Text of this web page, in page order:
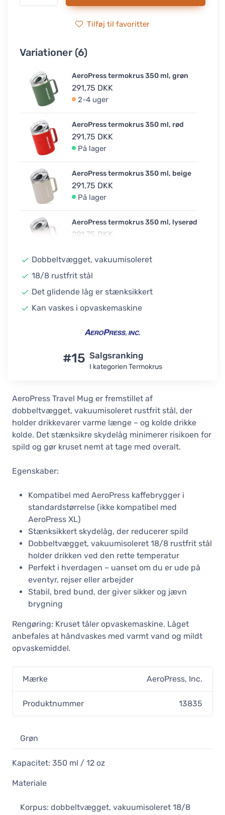
Tilføj til favoritter
Variationer (6)
AeroPress termokrus 350 ml, grøn
291,75 DKK
2-4 uger
AeroPress termokrus 350 ml, rød
291,75 DKK
På lager
AeroPress termokrus 350 ml, beige
291,75 DKK
På lager
AeroPress termokrus 350 ml, lyserød
291,75 DKK
AeroPress termokrus 350 ml, blå
På lager
291,75 DKK
Dobbeltvægget, vakuumisoleret
18/8 rustfrit stål
Det glidende låg er stænksikkert
Kan vaskes i opvaskemaskine
#15 Salgsranking
I kategorien Termokrus
AeroPress Travel Mug er fremstillet af
dobbeltvægget, vakuumisoleret rustfrit stål, der
holder drikkevarer varme længe – og kolde drikke
kolde. Det stænksikre skydelåg minimerer risikoen for
spild og gør kruset nemt at tage med overalt.
Egenskaber:
Kompatibel med AeroPress kaffebrygger i
standardstørrelse (ikke kompatibel med
AeroPress XL)
Stænksikkert skydelåg, der reducerer spild
Dobbeltvægget, vakuumisoleret 18/8 rustfrit stål
holder drikken ved den rette temperatur
Perfekt i hverdagen – uanset om du er ude på
eventyr, rejser eller arbejder
Stabil, bred bund, der giver sikker og jævn
brygning
Rengøring: Kruset tåler opvaskemaskine. Låget
anbefales at håndvaskes med varmt vand og mildt
opvaskemiddel.
Mærke AeroPress, Inc.
Produktnummer 13835
Grøn
Kapacitet: 350 ml / 12 oz
Materiale
Korpus: dobbeltvægget, vakuumisoleret 18/8